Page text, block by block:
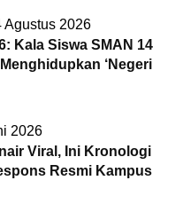
Agustus 2026
Kala Siswa SMAN 14
‘Negeri
2026
Viral, Ini Kronologi
Resmi Kampus